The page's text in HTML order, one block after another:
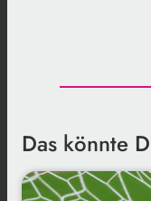
Das könnte